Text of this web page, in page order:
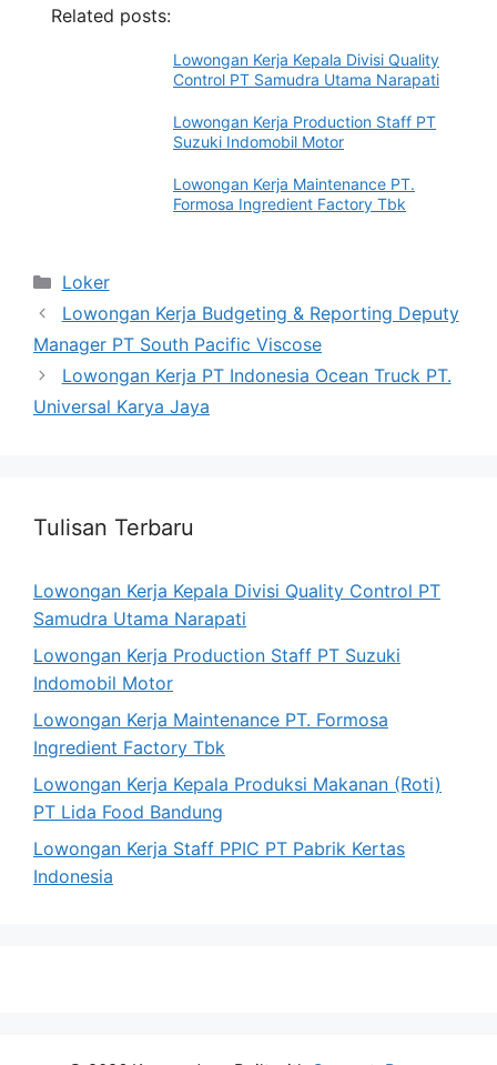
Related posts:
Lowongan Kerja Kepala Divisi Quality
Control PT Samudra Utama Narapati
Lowongan Kerja Production Staff PT
Suzuki Indomobil Motor
Lowongan Kerja Maintenance PT.
Formosa Ingredient Factory Tbk
Categories
Loker
Lowongan Kerja Budgeting & Reporting Deputy
Manager PT South Pacific Viscose
Lowongan Kerja PT Indonesia Ocean Truck PT.
Universal Karya Jaya
Tulisan Terbaru
Lowongan Kerja Kepala Divisi Quality Control PT
Samudra Utama Narapati
Lowongan Kerja Production Staff PT Suzuki
Indomobil Motor
Lowongan Kerja Maintenance PT. Formosa
Ingredient Factory Tbk
Lowongan Kerja Kepala Produksi Makanan (Roti)
PT Lida Food Bandung
Lowongan Kerja Staff PPIC PT Pabrik Kertas
Indonesia